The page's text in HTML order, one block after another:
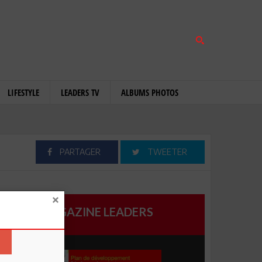
LIFESTYLE LEADERS TV ALBUMS PHOTOS
PARTAGER TWEETER
MAGAZINE LEADERS